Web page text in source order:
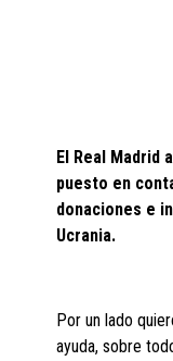
El Real Madrid
puesto en
donaciones e
Ucrania.
Por un lado
ayuda, sobre